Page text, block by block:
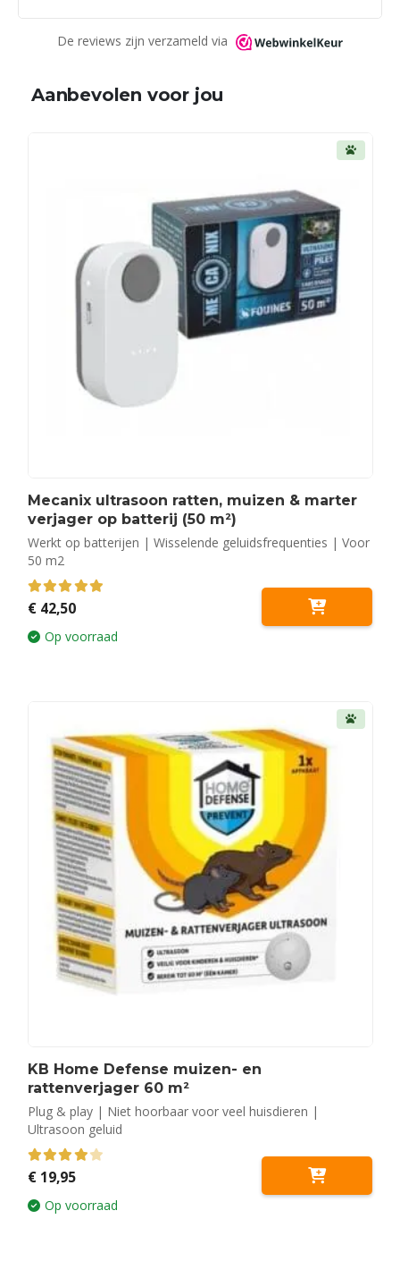
De reviews zijn verzameld via
Aanbevolen voor jou
Mecanix ultrasoon ratten, muizen & marter
verjager op batterij (50 m²)
Werkt op batterijen | Wisselende geluidsfrequenties | Voor
50 m2
5.00out of 5
€42,50
Op voorraad
KB Home Defense muizen- en
rattenverjager 60 m²
Plug & play | Niet hoorbaar voor veel huisdieren |
Ultrasoon geluid
4.00out of 5
€19,95
Op voorraad